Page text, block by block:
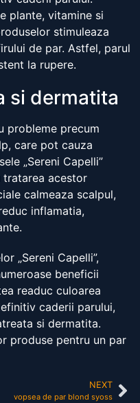
plante, vitamine si
stimuleaza
de par. Astfel, parul
la rupere.
si dermatita
probleme precum
care pot cauza
„Sereni Capelli”
acestor
calmeaza scalpul,
inflamatia,
„Sereni Capelli”,
beneficii
readuc culoarea
caderii parului,
si dermatita.
produse pentru un par
NEXT
vopsea de par blond syoss